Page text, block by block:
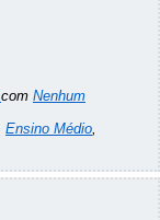
com Nenhum
Ensino Médio,